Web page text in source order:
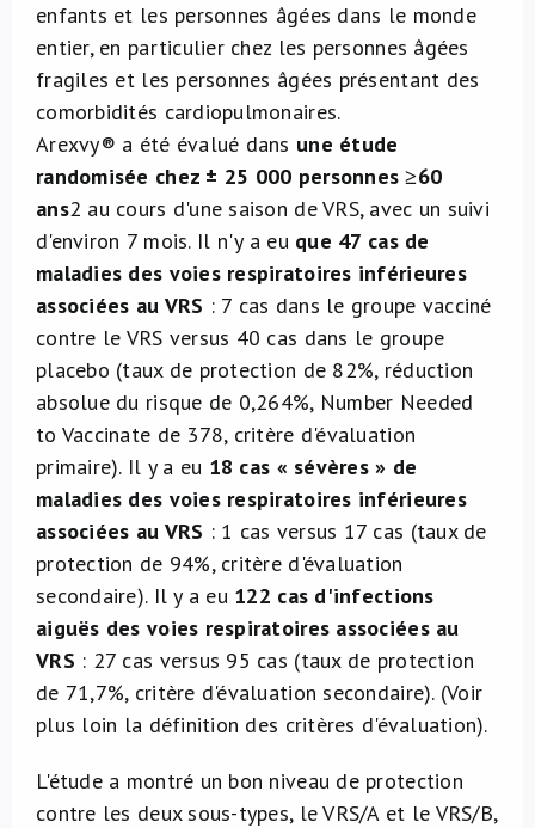
enfants et les personnes âgées dans le monde
entier, en particulier chez les personnes âgées
fragiles et les personnes âgées présentant des
comorbidités cardiopulmonaires.
Arexvy® a été évalué dans une étude
randomisée chez ± 25 000 personnes ≥60
ans2 au cours d'une saison de VRS, avec un suivi
d'environ 7 mois. Il n'y a eu que 47 cas de
maladies des voies respiratoires inférieures
associées au VRS : 7 cas dans le groupe vacciné
contre le VRS versus 40 cas dans le groupe
placebo (taux de protection de 82%, réduction
absolue du risque de 0,264%, Number Needed
to Vaccinate de 378, critère d'évaluation
primaire). Il y a eu 18 cas « sévères » de
maladies des voies respiratoires inférieures
associées au VRS : 1 cas versus 17 cas (taux de
protection de 94%, critère d'évaluation
secondaire). Il y a eu 122 cas d'infections
aiguës des voies respiratoires associées au
VRS : 27 cas versus 95 cas (taux de protection
de 71,7%, critère d'évaluation secondaire). (Voir
plus loin la définition des critères d'évaluation).
L'étude a montré un bon niveau de protection
contre les deux sous-types, le VRS/A et le VRS/B,